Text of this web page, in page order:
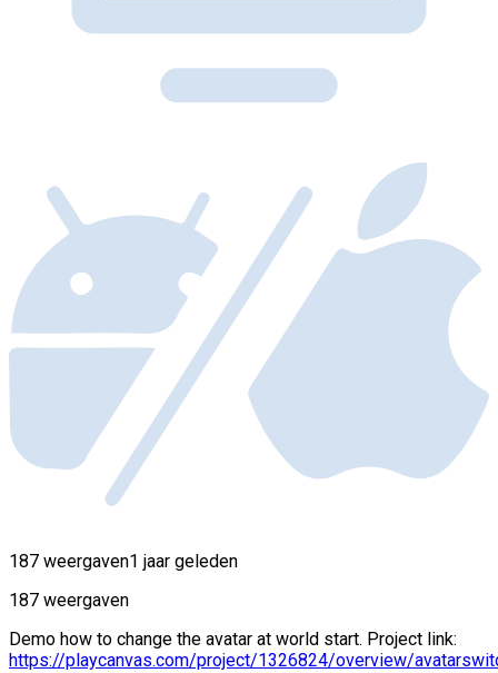
187 weergaven1 jaar geleden
187 weergaven
Demo how to change the avatar at world start. Project link:
https://playcanvas.com/project/1326824/overview/